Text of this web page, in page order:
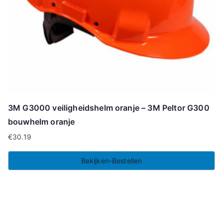
3M G3000 veiligheidshelm oranje – 3M Peltor G300
bouwhelm oranje
€30.19
Bekijken-Bestellen